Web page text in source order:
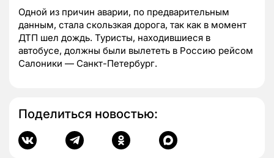
Одной из причин аварии, по предварительным
данным, стала скользкая дорога, так как в момент
ДТП шел дождь. Туристы, находившиеся в
автобусе, должны были вылететь в Россию рейсом
Салоники — Санкт-Петербург.
Поделиться новостью: